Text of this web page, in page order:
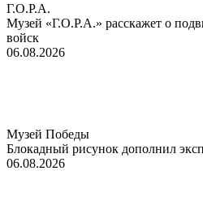
Г.О.Р.А.
Музей «Г.О.Р.А.» расскажет о
войск
06.08.2026
Музей Победы
Блокадный рисунок дополнил
06.08.2026